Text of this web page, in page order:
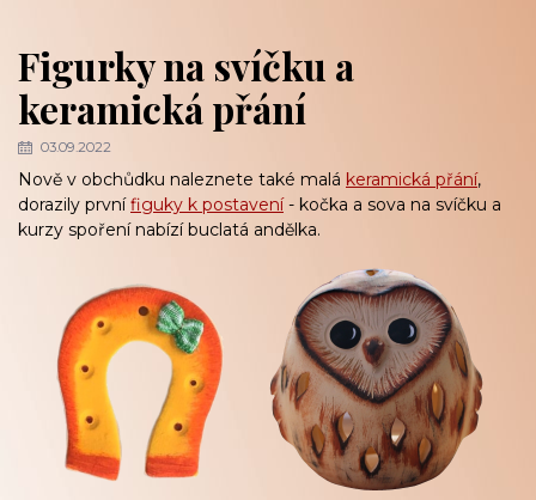
Figurky na svíčku a
keramická přání
03.09.2022
Nově v obchůdku naleznete také malá keramická přání,
dorazily prvnífiguky k postavení- kočka a sova na svíčku a
kurzy spoření nabízí buclatá andělka.